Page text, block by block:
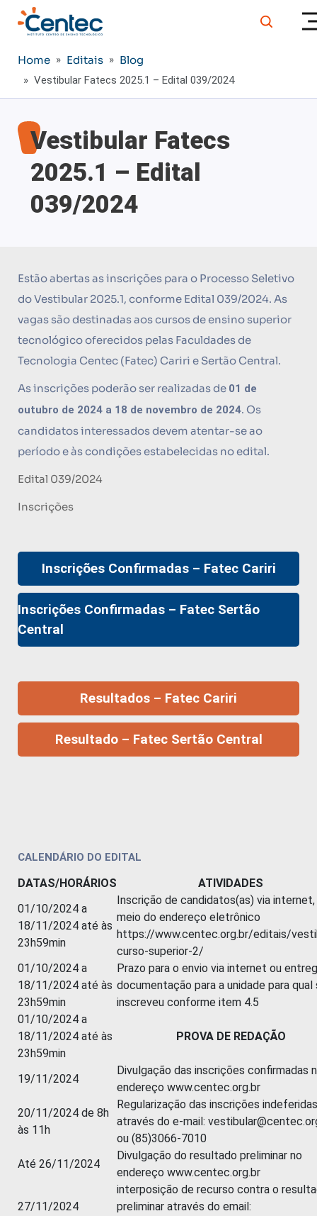
Home » Editais » Blog
» Vestibular Fatecs 2025.1 – Edital 039/2024
Vestibular Fatecs
2025.1 – Edital
039/2024
Estão abertas as inscrições para o Processo Seletivo
do Vestibular 2025.1, conforme Edital 039/2024. As
vagas são destinadas aos cursos de ensino superior
tecnológico oferecidos pelas Faculdades de
Tecnologia Centec (Fatec) Cariri e Sertão Central.
As inscrições poderão ser realizadas de 01 de
outubro de 2024 a 18 de novembro de 2024. Os
candidatos interessados devem atentar-se ao
período e às condições estabelecidas no edital.
Edital 039/2024
Inscrições
Inscrições Confirmadas – Fatec Cariri
Inscrições Confirmadas – Fatec Sertão
Central
Resultados – Fatec Cariri
Resultado – Fatec Sertão Central
CALENDÁRIO DO EDITAL
DATAS/HORÁRIOS
ATIVIDADES
01/10/2024 a
18/11/2024 até às
23h59min
Inscrição de candidatos(as) via
meio do endereço eletrônico
https://www.centec.org.br/editais/
curso-superior-2/
01/10/2024 a
18/11/2024 até às
23h59min
Prazo para o envio via internet ou
documentação para a unidade para qual
inscreveu conforme item 4.5
01/10/2024 a
18/11/2024 até às
23h59min
PROVA DE REDAÇÃO
19/11/2024
Divulgação das inscrições confirmadas
endereço www.centec.org.br
20/11/2024 de 8h
às 11h
Regularização das inscrições indeferidas
através do e-mail:
ou (85)3066-7010
Até 26/11/2024
Divulgação do resultado preliminar no
endereço www.centec.org.br
27/11/2024
interposição de recurso contra o
preliminar através do email: